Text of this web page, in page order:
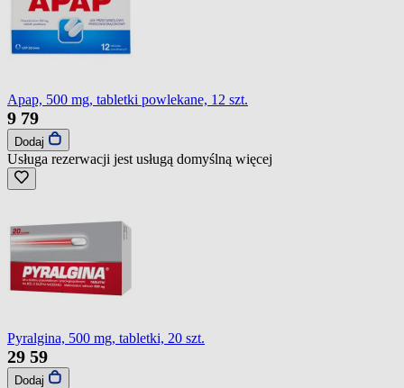
Apap, 500 mg, tabletki powlekane, 12 szt.
9 79
Dodaj
Usługa rezerwacji jest usługą domyślną więcej
Pyralgina, 500 mg, tabletki, 20 szt.
29 59
Dodaj